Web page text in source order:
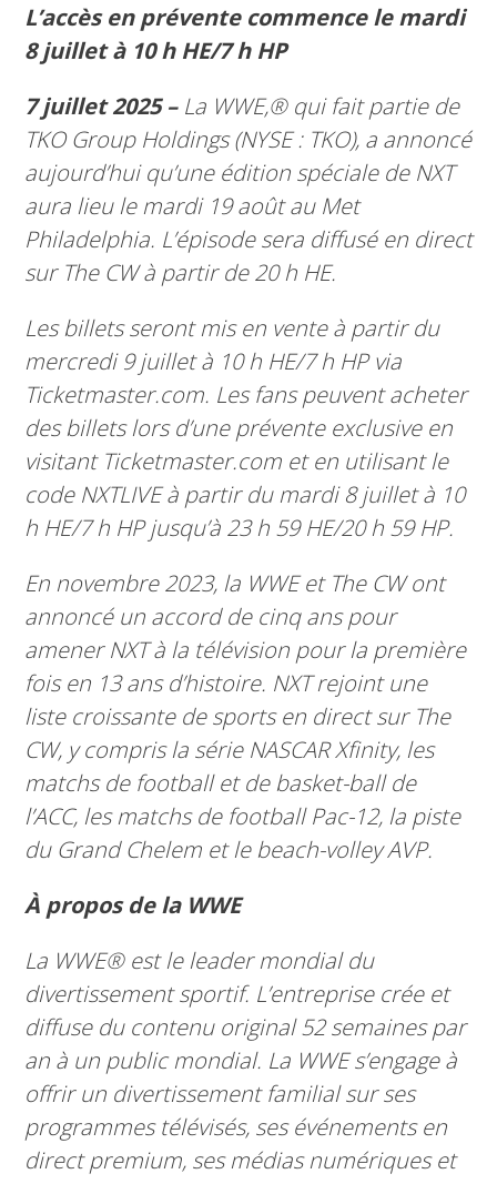
L’accès en prévente commence le mardi
8 juillet à 10 h HE/7 h HP
7 juillet 2025 –La WWE,® qui fait partie de
TKO Group Holdings (NYSE : TKO), a annoncé
aujourd’hui qu’une édition spéciale de NXT
aura lieu le mardi 19 août au Met
Philadelphia. L’épisode sera diffusé en direct
sur The CW à partir de 20 h HE.
Les billets seront mis en vente à partir du
mercredi 9 juillet à 10 h HE/7 h HP via
Ticketmaster.com. Les fans peuvent acheter
des billets lors d’une prévente exclusive en
visitant Ticketmaster.com et en utilisant le
code NXTLIVE à partir du mardi 8 juillet à 10
h HE/7 h HP jusqu’à 23 h 59 HE/20 h 59 HP.
En novembre 2023, la WWE et The CW ont
annoncé un accord de cinq ans pour
amener NXT à la télévision pour la première
fois en 13 ans d’histoire. NXT rejoint une
liste croissante de sports en direct sur The
CW, y compris la série NASCAR Xfinity, les
matchs de football et de basket-ball de
l’ACC, les matchs de football Pac-12, la piste
du Grand Chelem et le beach-volley AVP.
À propos de la WWE
La WWE® est le leader mondial du
divertissement sportif. L’entreprise crée et
diffuse du contenu original 52 semaines par
an à un public mondial. La WWE s’engage à
offrir un divertissement familial sur ses
programmes télévisés, ses événements en
direct premium, ses médias numériques et